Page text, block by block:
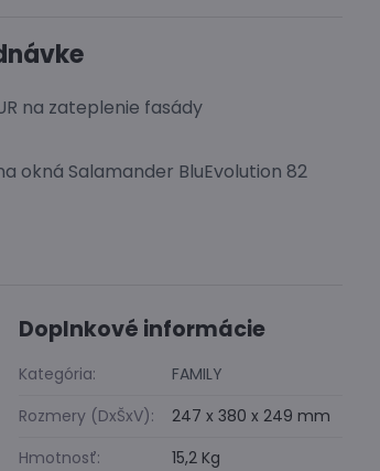
na zateplenie fasády
okná Salamander BluEvolution 82
Doplnkové informácie
Kategória:
FAMILY
Rozmery (DxŠxV):
247 x 380 x 249 mm
Hmotnosť:
15,2 Kg